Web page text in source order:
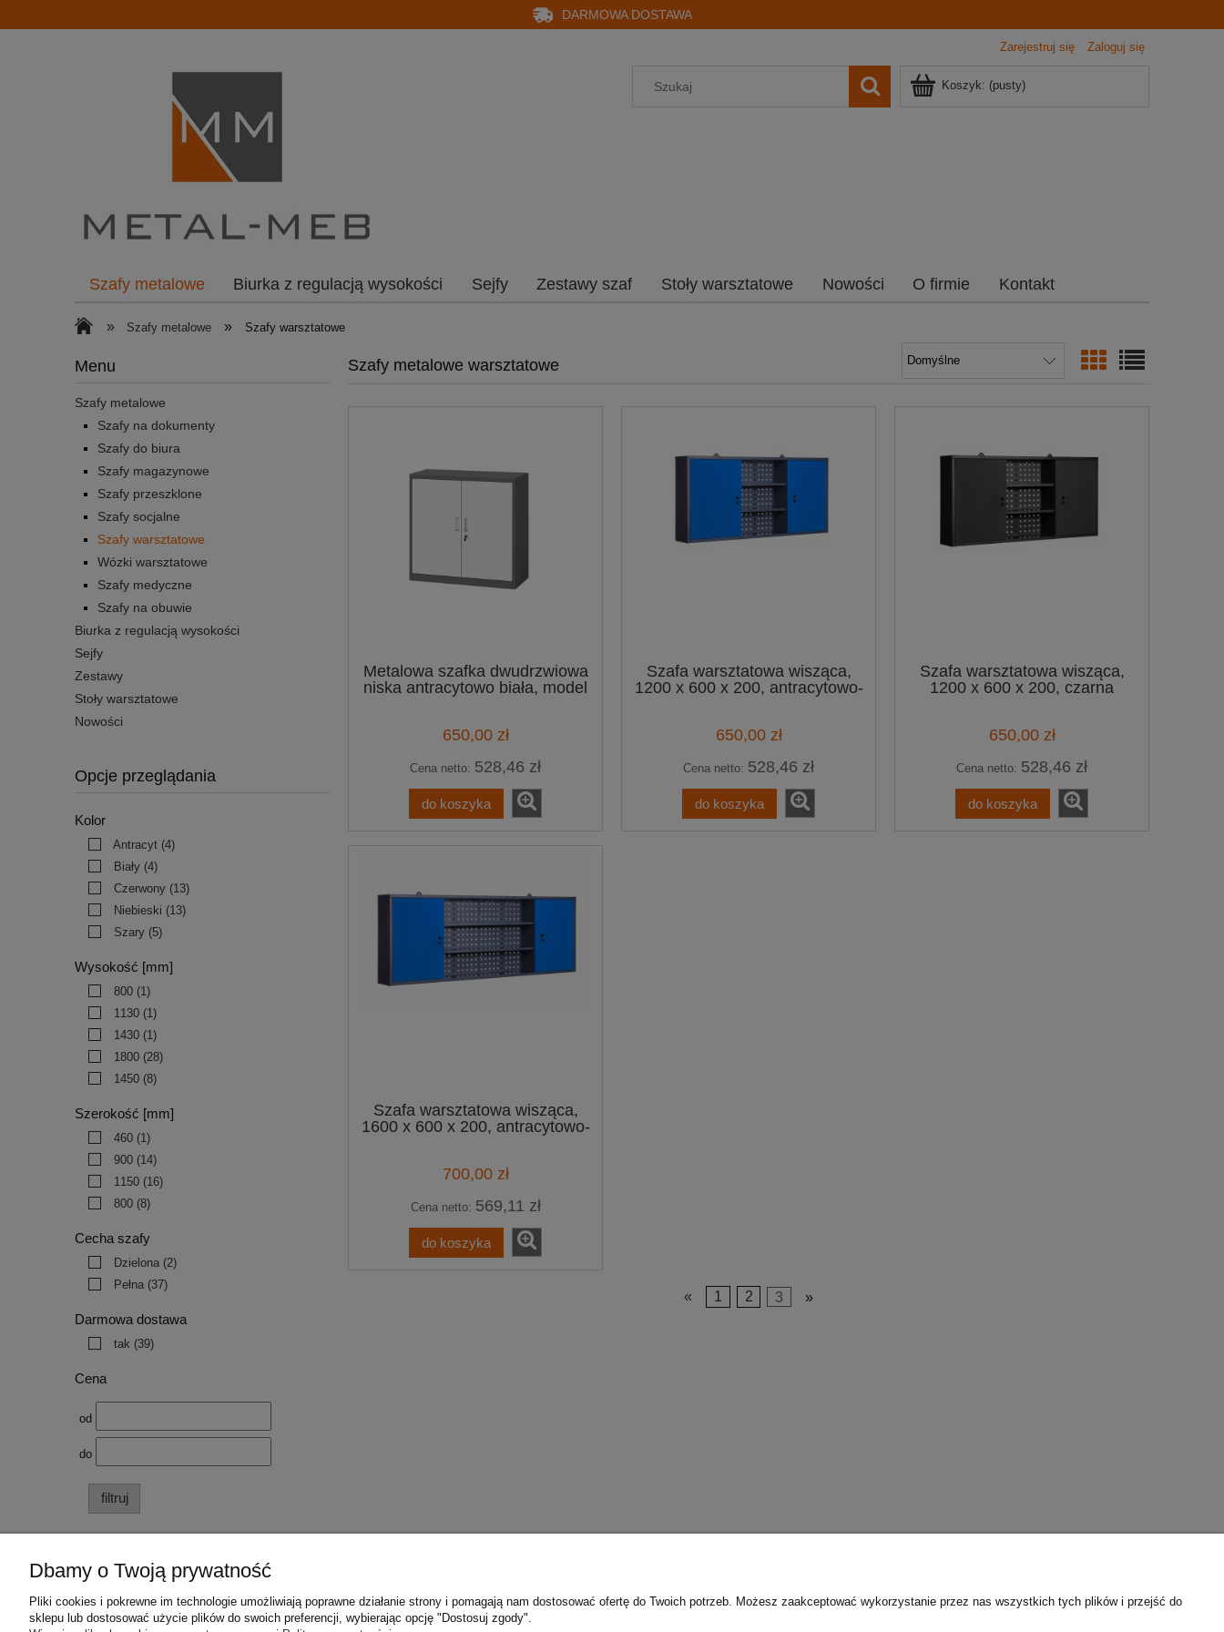
DARMOWA DOSTAWA
Zarejestruj się Zaloguj się
Koszyk: (pusty)
Szafy metalowe Biurka z regulacją wysokości Sejfy Zestawy szaf Stoły warsztatowe Nowości O firmie Kontakt
» Szafy metalowe » Szafy warsztatowe
Menu
Szafy metalowe
Szafy na dokumenty
Szafy do biura
Szafy magazynowe
Szafy przeszklone
Szafy socjalne
Szafy warsztatowe
Wózki warsztatowe
Szafy medyczne
Szafy na obuwie
Biurka z regulacją wysokości
Sejfy
Zestawy
Stoły warsztatowe
Nowości
Opcje przeglądania
Kolor
Antracyt (4)
Biały (4)
Czerwony (13)
Niebieski (13)
Szary (5)
Wysokość [mm]
800 (1)
1130 (1)
1430 (1)
1800 (28)
1450 (8)
Szerokość [mm]
460 (1)
900 (14)
1150 (16)
800 (8)
Cecha szafy
Dzielona (2)
Pełna (37)
Darmowa dostawa
tak (39)
Cena
od
do
filtruj
Szafy metalowe warsztatowe
Metalowa szafka dwudrzwiowa
niska antracytowo biała, model
650,00 zł
Cena netto: 528,46 zł
do koszyka
Szafa warsztatowa wisząca,
1200 x 600 x 200, antracytowo-
650,00 zł
Cena netto: 528,46 zł
do koszyka
Szafa warsztatowa wisząca,
1200 x 600 x 200, czarna
650,00 zł
Cena netto: 528,46 zł
do koszyka
Szafa warsztatowa wisząca,
1600 x 600 x 200, antracytowo-
700,00 zł
Cena netto: 569,11 zł
do koszyka
« 1 2 3 »
Pomoc Moje konto Płatności i dostawa Informacje O nas
Dbamy o Twoją prywatność
Pliki cookies i pokrewne im technologie umożliwiają poprawne działanie strony i pomagają nam dostosować ofertę do Twoich potrzeb. Możesz zaakceptować wykorzystanie przez nas wszystkich tych plików i przejść do
sklepu lub dostosować użycie plików do swoich preferencji, wybierając opcję "Dostosuj zgody".